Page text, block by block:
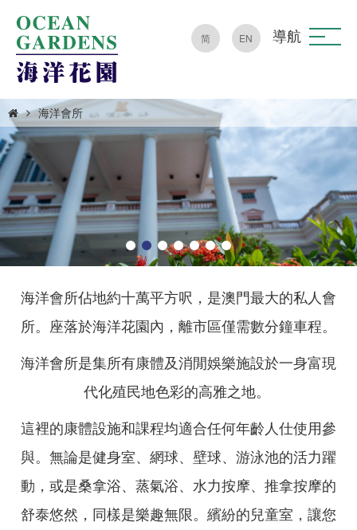
简 EN 導航
海洋會所
海洋會所佔地約十萬平方呎，是澳門最大的私人會
所。座落於海洋花園內，離市區僅需數分鐘車程。
海洋會所是集所有康體及消閒娛樂施設於一身富現
代化殖民地色彩的高雅之地。
這裡的康體設施和課程均適合任何年齡人仕使用參
與。無論是健身室、網球、壁球、游泳池的活力躍
動，或是桑拿浴、蒸氣浴、水力按摩、推拿按摩的
舒泰悠然，同樣是樂趣無限。繽紛的兒童室，讓您